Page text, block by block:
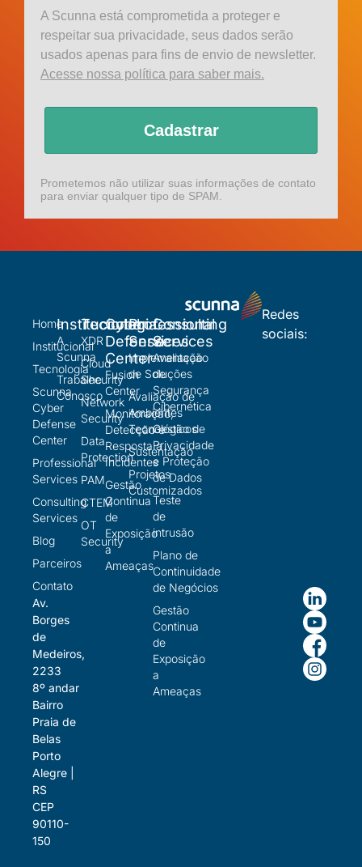
A Scunna está comprometida a proteger e
respeitar sua privacidade, seus dados serão
usados apenas para fins de envio de newsletter.
Acesse nossa política para saber mais.
Cadastrar
Prometemos não utilizar suas informações de contato
para enviar qualquer tipo de SPAM.
Redes
sociais:
Home
Institucional
Tecnologia
Scunna
Cyber
Defense
Center
Professional
Services
Consulting
Services
Blog
Parceiros
Contato
Av.
Borges
de
Medeiros,
2233
8º andar
Bairro
Praia de
Belas
Porto
Alegre |
RS
CEP
90110-
150
Institucional
A
Scunna
Trabalhe
Conosco
Tecnologia
XDR
Cloud
Security
Network
Security
Data
Protection
PAM
CTEM
OT
Security
Cyber
Defense
Center
Fusion
Center
Monitoração,
Detecção e
Resposta a
Incidentes
Gestão
Continua
de
Exposição
a
Ameaças
Professional
Services
Implementação
de Soluções
Avaliação de
Ambientes
Tecnológicos
Sustentação
Projetos
Customizados
Consulting
Services
Avaliação
de
Segurança
Cibernética
Gestão de
Privacidade
e Proteção
de Dados
Teste
de
intrusão
Plano de
Continuidade
de Negócios
Gestão
Continua
de
Exposição
a
Ameaças